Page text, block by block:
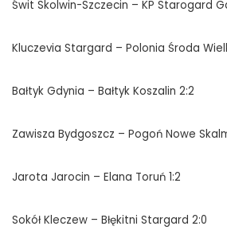
Świt Skolwin-Szczecin – KP Starogard
Kluczevia Stargard – Polonia Środa
Bałtyk Gdynia – Bałtyk Koszalin 2:2
Zawisza Bydgoszcz – Pogoń Nowe
Jarota Jarocin – Elana Toruń 1:2
Sokół Kleczew – Błękitni Stargard 2:0